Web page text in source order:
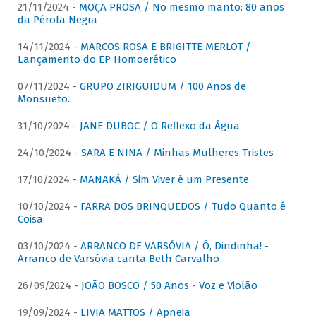
21/11/2024 - MOÇA PROSA / No mesmo manto: 80 anos
da Pérola Negra
14/11/2024 - MARCOS ROSA E BRIGITTE MERLOT /
Lançamento do EP Homoerético
07/11/2024 - GRUPO ZIRIGUIDUM / 100 Anos de
Monsueto.
31/10/2024 - JANE DUBOC / O Reflexo da Água
24/10/2024 - SARA E NINA / Minhas Mulheres Tristes
17/10/2024 - MANAKÁ / Sim Viver é um Presente
10/10/2024 - FARRA DOS BRINQUEDOS / Tudo Quanto é
Coisa
03/10/2024 - ARRANCO DE VARSÓVIA / Ô, Dindinha! -
Arranco de Varsóvia canta Beth Carvalho
26/09/2024 - JOÃO BOSCO / 50 Anos - Voz e Violão
19/09/2024 - LIVIA MATTOS / Apneia